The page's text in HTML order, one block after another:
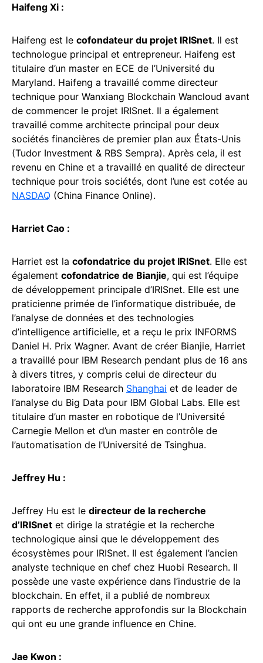
Haifeng Xi :
Haifeng est le cofondateur du projet IRISnet. Il est
technologue principal et entrepreneur. Haifeng est
titulaire d’un master en ECE de l’Université du
Maryland. Haifeng a travaillé comme directeur
technique pour Wanxiang Blockchain Wancloud avant
de commencer le projet IRISnet. Il a également
travaillé comme architecte principal pour deux
sociétés financières de premier plan aux États-Unis
(Tudor Investment & RBS Sempra). Après cela, il est
revenu en Chine et a travaillé en qualité de directeur
technique pour trois sociétés, dont l’une est cotée au
NASDAQ (China Finance Online).
Harriet Cao :
Harriet est la cofondatrice du projet IRISnet. Elle est
également cofondatrice de Bianjie, qui est l’équipe
de développement principale d’IRISnet. Elle est une
praticienne primée de l’informatique distribuée, de
l’analyse de données et des technologies
d’intelligence artificielle, et a reçu le prix INFORMS
Daniel H. Prix Wagner. Avant de créer Bianjie, Harriet
a travaillé pour IBM Research pendant plus de 16 ans
à divers titres, y compris celui de directeur du
laboratoire IBM Research Shanghai et de leader de
l’analyse du Big Data pour IBM Global Labs. Elle est
titulaire d’un master en robotique de l’Université
Carnegie Mellon et d’un master en contrôle de
l’automatisation de l’Université de Tsinghua.
Jeffrey Hu :
Jeffrey Hu est le directeur de la recherche
d’IRISnet et dirige la stratégie et la recherche
technologique ainsi que le développement des
écosystèmes pour IRISnet. Il est également l’ancien
analyste technique en chef chez Huobi Research. Il
possède une vaste expérience dans l’industrie de la
blockchain. En effet, il a publié de nombreux
rapports de recherche approfondis sur la Blockchain
qui ont eu une grande influence en Chine.
Jae Kwon :